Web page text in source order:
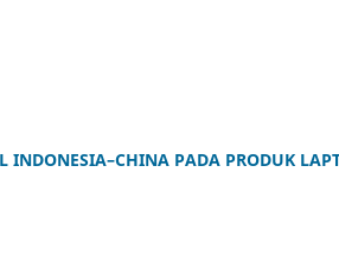
INDONESIA–CHINA PADA PRODUK